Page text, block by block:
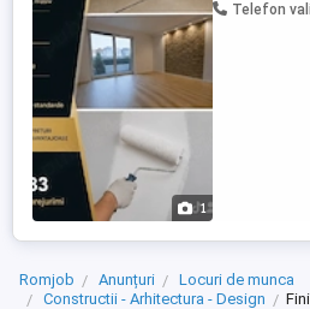
1
Telefon
Romjob Anunțuri
Locuri de munca
Constructii - Arhitectura - Design